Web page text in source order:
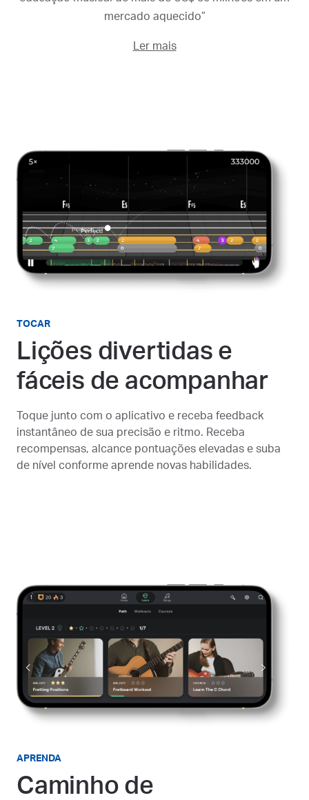
mercado aquecido”
Ler mais
TOCAR
Lições divertidas e
fáceis de acompanhar
Toque junto com o aplicativo e receba feedback
instantâneo de sua precisão e ritmo. Receba
recompensas, alcance pontuações elevadas e suba
de nível conforme aprende novas habilidades.
APRENDA
Caminho de